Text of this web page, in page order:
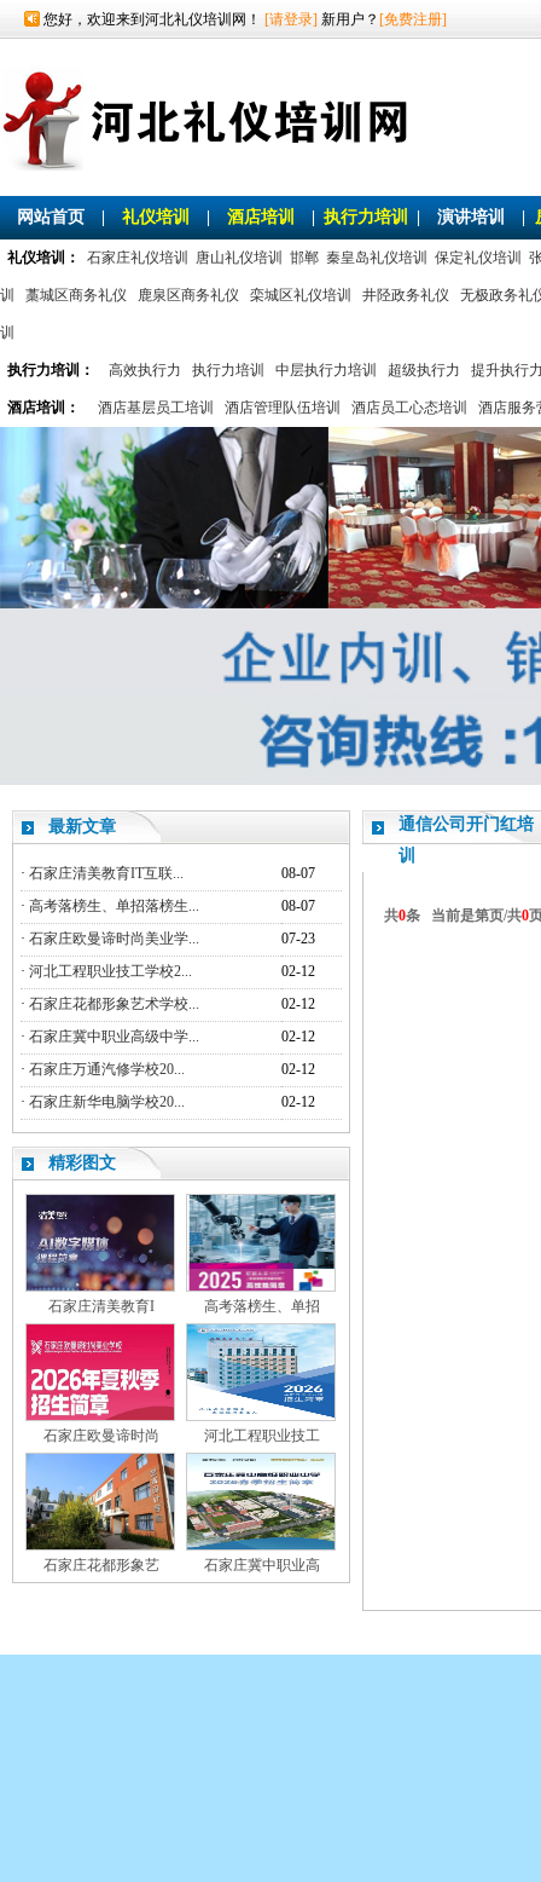
您好，欢迎来到河北礼仪培训网！ [请登录] 新用户？ [免费注册]
网站首页 礼仪培训 酒店培训 执行力培训 演讲培训
礼仪培训： 石家庄礼仪培训 唐山礼仪培训 邯郸 秦皇岛礼仪培训 保定礼仪培训
训 藁城区商务礼仪 鹿泉区商务礼仪 栾城区礼仪培训 井陉政务礼仪 无极政务礼
训
执行力培训： 高效执行力 执行力培训 中层执行力培训 超级执行力 提升执行
酒店培训： 酒店基层员工培训 酒店管理队伍培训 酒店员工心态培训 酒店服务
最新文章
· 石家庄清美教育IT互联...
08-07
· 高考落榜生、单招落榜生...
08-07
· 石家庄欧曼谛时尚美业学...
07-23
· 河北工程职业技工学校2...
02-12
· 石家庄花都形象艺术学校...
02-12
· 石家庄冀中职业高级中学...
02-12
· 石家庄万通汽修学校20...
02-12
· 石家庄新华电脑学校20... 02-12
精彩图文
石家庄清美教育I 高考落榜生、单招
石家庄欧曼谛时尚 河北工程职业技工
石家庄花都形象艺 石家庄冀中职业高
通信公司开门红培
训
共0条 当前是第页/共0